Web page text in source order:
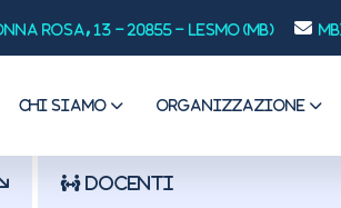
Rosa, 13 - 20855 - Lesmo (MB)
CHI SIAMO ORGANIZZAZIONE
DOCENTI